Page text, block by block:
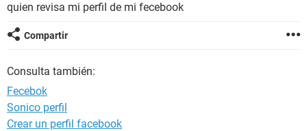
quien revisa mi perfil de mi fecebook
Compartir
Consulta también:
Fecebok
Sonico perfil
Crear un perfil facebook